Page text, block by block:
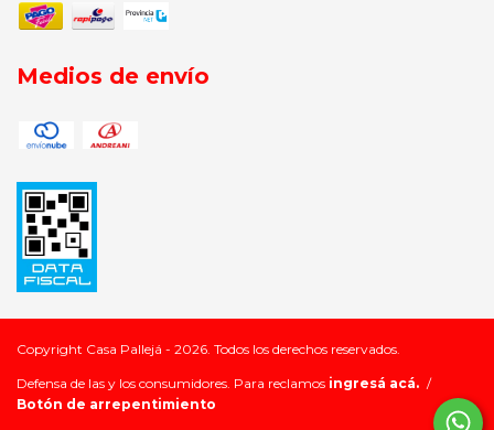
Medios de envío
Copyright Casa Pallejá - 2026. Todos los derechos reservados.
Defensa de las y los consumidores. Para reclamos ingresá acá. /
Botón de arrepentimiento